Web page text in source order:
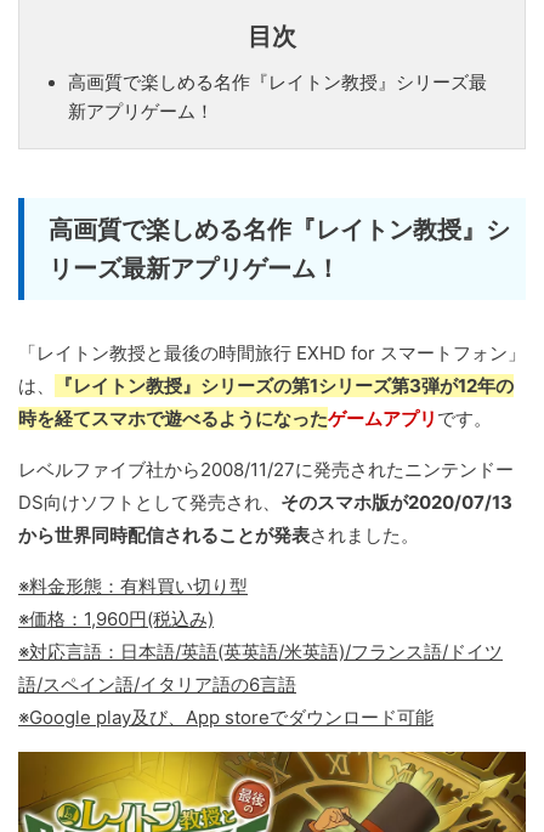
目次
高画質で楽しめる名作『レイトン教授』シリーズ最
新アプリゲーム！
高画質で楽しめる名作『レイトン教授』シ
リーズ最新アプリゲーム！
「レイトン教授と最後の時間旅行 EXHD for スマートフォン」
は、
『レイトン教授』シリーズの第1シリーズ第3弾が12年の
時を経てスマホで遊べるようになったゲームアプリ です。
レベルファイブ社から2008/11/27に発売されたニンテンドー
DS向けソフトとして発売され、 そのスマホ版が2020/07/13
から世界同時配信されることが発表されました。
※料金形態：有料買い切り型
※価格：1,960円(税込み)
※対応言語：日本語/英語(英英語/米英語)/フランス語/ドイツ
語/スペイン語/イタリア語の6言語
※Google play及び、App storeでダウンロード可能